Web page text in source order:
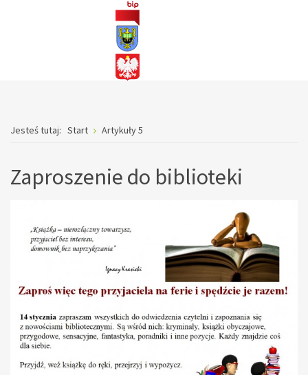
Jesteś tutaj: Start Artykuły 5
Zaproszenie do biblioteki